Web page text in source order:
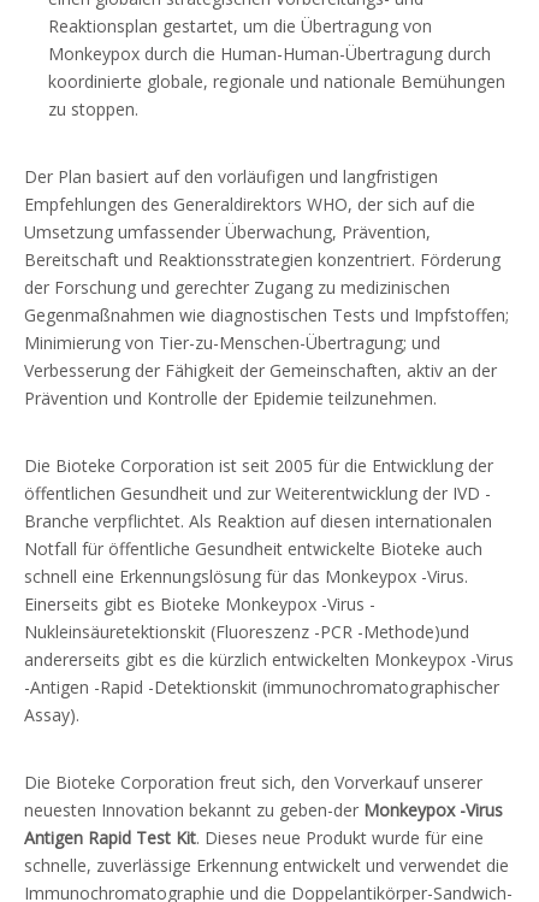
Reaktionsplan gestartet, um die Übertragung von
Monkeypox durch die Human-Human-Übertragung durch
koordinierte globale, regionale und nationale Bemühungen
zu stoppen.
Der Plan basiert auf den vorläufigen und langfristigen
Empfehlungen des Generaldirektors WHO, der sich auf die
Umsetzung umfassender Überwachung, Prävention,
Bereitschaft und Reaktionsstrategien konzentriert. Förderung
der Forschung und gerechter Zugang zu medizinischen
Gegenmaßnahmen wie diagnostischen Tests und Impfstoffen;
Minimierung von Tier-zu-Menschen-Übertragung; und
Verbesserung der Fähigkeit der Gemeinschaften, aktiv an der
Prävention und Kontrolle der Epidemie teilzunehmen.
Die Bioteke Corporation ist seit 2005 für die Entwicklung der
öffentlichen Gesundheit und zur Weiterentwicklung der IVD -
Branche verpflichtet. Als Reaktion auf diesen internationalen
Notfall für öffentliche Gesundheit entwickelte Bioteke auch
schnell eine Erkennungslösung für das Monkeypox -Virus.
Einerseits gibt es Bioteke Monkeypox -Virus -
Nukleinsäuretektionskit (Fluoreszenz -PCR -Methode)und
andererseits gibt es die kürzlich entwickelten Monkeypox -Virus
-Antigen -Rapid -Detektionskit (immunochromatographischer
Assay).
Die Bioteke Corporation freut sich, den Vorverkauf unserer
neuesten Innovation bekannt zu geben-der Monkeypox -Virus
Antigen Rapid Test Kit. Dieses neue Produkt wurde für eine
schnelle, zuverlässige Erkennung entwickelt und verwendet die
Immunochromatographie und die Doppelantikörper-Sandwich-